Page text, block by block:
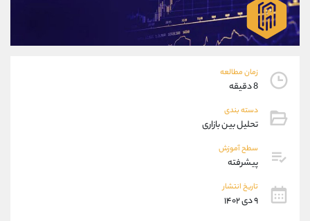
زمان مطالعه
8 دقیقه
دسته بندی
تحلیل بین بازاری
سطح آموزش
پیشرفته
تاریخ انتشار
۹ دی ۱۴۰۲
واتساپ
تلگرام
پشتیبان فروش
موبایل
اطلاعات تماس